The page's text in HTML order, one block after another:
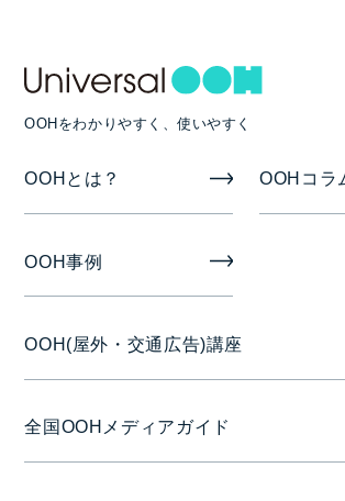
OOHをわかりやすく、使いやすく
OOHとは？ OOHコラ
OOH事例
OOH(屋外・交通広告)講座
全国OOHメディアガイド